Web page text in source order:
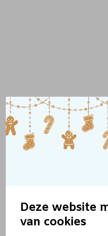
Deze website
van cookies